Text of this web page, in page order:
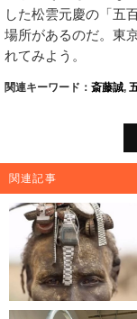
した松雲元慶の「五
場所があるのだ。東
れてみよう。
関連キーワード： 斎藤誠,
関連記事